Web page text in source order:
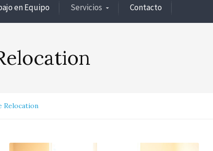
en Equipo Servicios Contacto
Relocation